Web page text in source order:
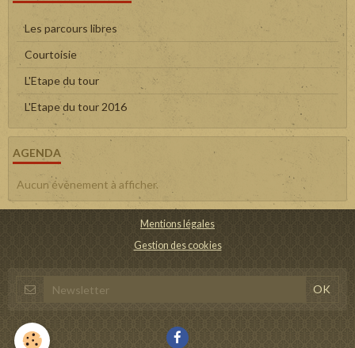
Les parcours libres
Courtoisie
L'Etape du tour
L'Etape du tour 2016
AGENDA
Aucun évènement à afficher.
Mentions légales
Gestion des cookies